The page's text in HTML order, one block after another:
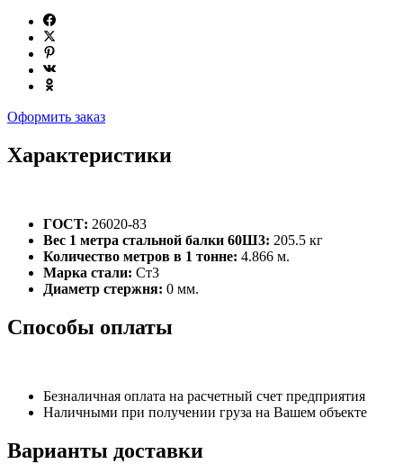
Оформить заказ
Характеристики
ГОСТ: 26020-83
Вес 1 метра стальной балки 60Ш3: 205.5 кг
Количество метров в 1 тонне: 4.866 м.
Марка стали: Ст3
Диаметр стержня: 0 мм.
Способы оплаты
Безналичная оплата на расчетный счет предприятия
Наличными при получении груза на Вашем объекте
Варианты доставки